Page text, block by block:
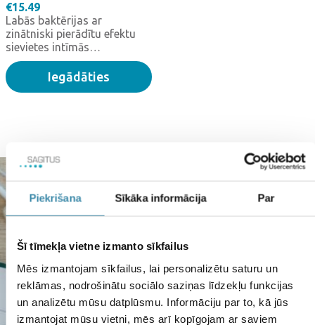
Piekrišana Sīkāka informācija Par
Šī tīmekļa vietne izmanto sīkfailus
Mēs izmantojam sīkfailus, lai personalizētu saturu un
reklāmas, nodrošinātu sociālo saziņas līdzekļu funkcijas
un analizētu mūsu datplūsmu. Informāciju par to, kā jūs
izmantojat mūsu vietni, mēs arī kopīgojam ar saviem
€15.49
Labās baktērijas ar
zinātniski pierādītu efektu
sievietes intīmās
mikrofloras līdzsvaram.
Katra LIVEO Intime kapsula
satur ne mazāk kā 2
Iegādāties